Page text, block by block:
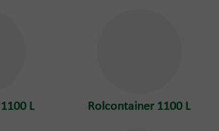
L Rolcontainer 1100 L